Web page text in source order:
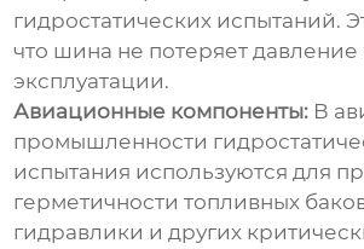
гидростатических испытаний.
что шина не потеряет
эксплуатации.
Авиационные компоненты: В
промышленности
испытания используются для
герметичности топливных
гидравлики и других